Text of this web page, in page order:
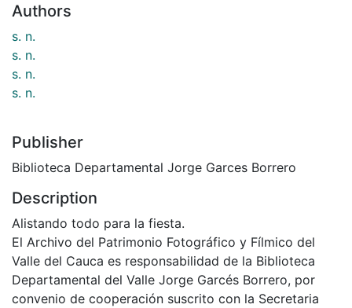
Authors
s. n.
s. n.
s. n.
s. n.
Publisher
Biblioteca Departamental Jorge Garces Borrero
Description
Alistando todo para la fiesta.
El Archivo del Patrimonio Fotográfico y Fílmico del
Valle del Cauca es responsabilidad de la Biblioteca
Departamental del Valle Jorge Garcés Borrero, por
convenio de cooperación suscrito con la Secretaria